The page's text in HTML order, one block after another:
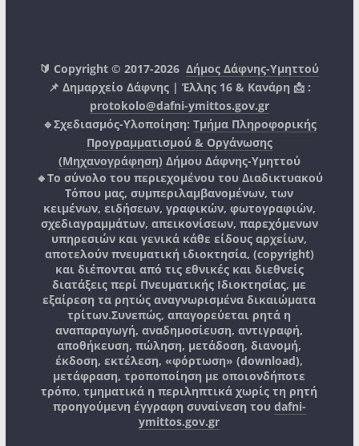
🔰 Copyright © 2017-2026Δήμος Δάφνης-Υμηττού
📌 Δημαρχείο Δάφνης | Έλλης 16 & Κανάρη 📩 :
protokolo@dafni-ymittos.gov.gr
🔹Σχεδιασμός-Υλοποίηση: Τμήμα Πληροφορικής
Προγραμματισμού & Οργάνωσης
(Μηχανογράφηση) Δήμου Δάφνης-Υμηττού
🔸Το σύνολο του περιεχομένου του Διαδικτυακού
Τόπου μας, συμπεριλαμβανομένων, των
κειμένων, ειδήσεων, γραφικών, φωτογραφιών,
σχεδιαγραμμάτων, απεικονίσεων, παρεχόμενων
υπηρεσιών και γενικά κάθε είδους αρχείων,
αποτελούν πνευματική ιδιοκτησία, (copyright)
και διέπονται από τις εθνικές και διεθνείς
διατάξεις περί Πνευματικής Ιδιοκτησίας, με
εξαίρεση τα ρητώς αναγνωρισμένα δικαιώματα
τρίτων.Συνεπώς, απαγορεύεται ρητά η
αναπαραγωγή, αναδημοσίευση, αντιγραφή,
αποθήκευση, πώληση, μετάδοση, διανομή,
έκδοση, εκτέλεση, «φόρτωση» (download),
μετάφραση, τροποποίηση με οποιονδήποτε
τρόπο, τμηματικά η περιληπτικά χωρίς τη ρητή
προηγούμενη έγγραφη συναίνεση του dafni-
ymittos.gov.gr